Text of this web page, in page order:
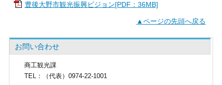
豊後大野市観光振興ビジョン[PDF：36MB]
▲ページの先頭へ戻る
お問い合わせ
商工観光課
TEL ：（代表）0974-22-1001